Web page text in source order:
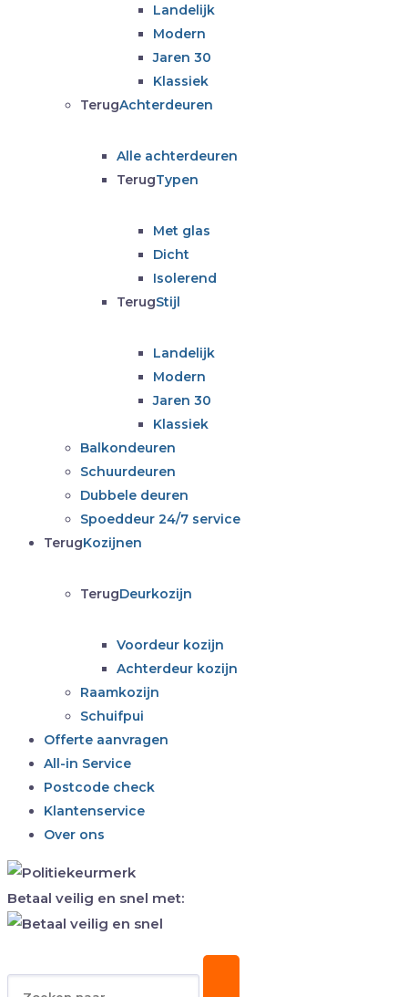
Landelijk
Modern
Jaren 30
Klassiek
TerugAchterdeuren
Alle achterdeuren
TerugTypen
Met glas
Dicht
Isolerend
TerugStijl
Landelijk
Modern
Jaren 30
Klassiek
Balkondeuren
Schuurdeuren
Dubbele deuren
Spoeddeur 24/7 service
TerugKozijnen
TerugDeurkozijn
Voordeur kozijn
Achterdeur kozijn
Raamkozijn
Schuifpui
Offerte aanvragen
All-in Service
Postcode check
Klantenservice
Over ons
Betaal veilig en snel met: